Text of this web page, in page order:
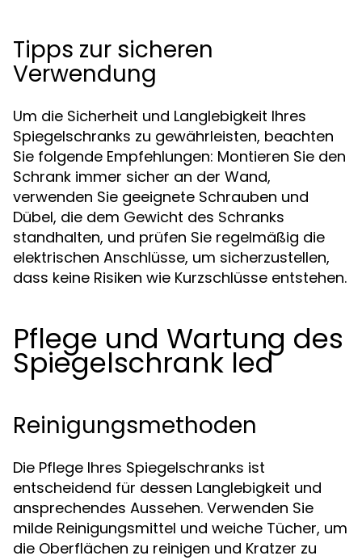
Tipps zur sicheren
Verwendung
Um die Sicherheit und Langlebigkeit Ihres
Spiegelschranks zu gewährleisten, beachten
Sie folgende Empfehlungen: Montieren Sie den
Schrank immer sicher an der Wand,
verwenden Sie geeignete Schrauben und
Dübel, die dem Gewicht des Schranks
standhalten, und prüfen Sie regelmäßig die
elektrischen Anschlüsse, um sicherzustellen,
dass keine Risiken wie Kurzschlüsse entstehen.
Pflege und Wartung des
Spiegelschrank led
Reinigungsmethoden
Die Pflege Ihres Spiegelschranks ist
entscheidend für dessen Langlebigkeit und
ansprechendes Aussehen. Verwenden Sie
milde Reinigungsmittel und weiche Tücher, um
die Oberflächen zu reinigen und Kratzer zu